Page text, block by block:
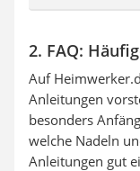
2. FAQ:
Auf
Anleitungen
besonders
welche Nadeln
Anleitungen gut